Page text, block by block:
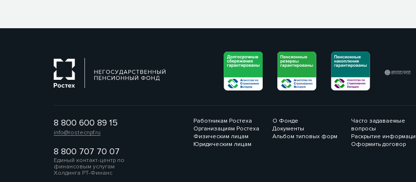
8 800 600 89 15
info@rostecnpf.ru
8 800 707 70 07
Единый контакт-центр по
финансовым услугам
Холдинга РТ-Финанс
Работникам Ростеха
Организациям Ростеха
Физическим лицам
Юридическим лицам
О Фонде
Документы
Альбом типовых форм
Часто задаваемые
вопросы
Раскрытие
Оформить договор